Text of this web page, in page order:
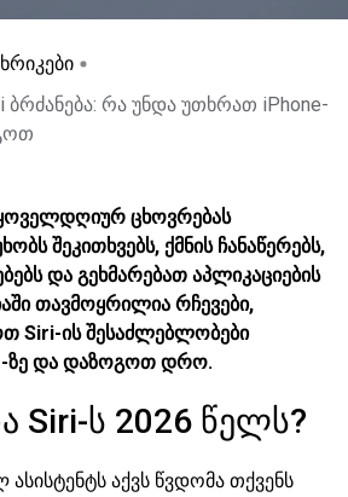
ხრიკები
რა უნდა უთხრათ iPhone-
ყოველდღიურ ცხოვრებას
შეკითხვებს, ქმნის ჩანაწერებს,
და გეხმარებათ აპლიკაციების
თავმოყრილია რჩევები,
Siri-ის შესაძლებლობები
-ზე და დაზოგოთ დრო.
Siri-ს 2026 წელს?
აქვს წვდომა თქვენს